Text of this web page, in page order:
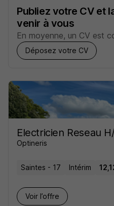
Publiez votre CV et
venir à vous
En moyenne, un CV est
Déposez votre CV
Electricien Reseau
Optineris
Saintes - 17 Intérim
Voir l’offre